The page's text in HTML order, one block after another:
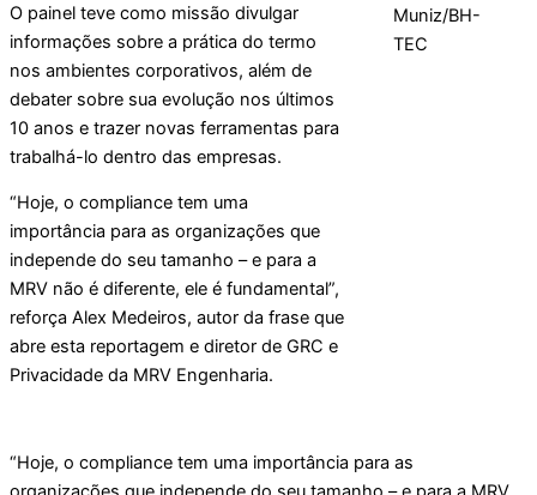
O painel teve como missão divulgar
informações sobre a prática do termo
nos ambientes corporativos, além de
debater sobre sua evolução nos últimos
10 anos e trazer novas ferramentas para
trabalhá-lo dentro das empresas.
“Hoje, o compliance tem uma
importância para as organizações que
independe do seu tamanho – e para a
MRV não é diferente, ele é fundamental”,
reforça Alex Medeiros, autor da frase que
abre esta reportagem e diretor de GRC e
Privacidade da MRV Engenharia.
Muniz/BH-
TEC
“Hoje, o compliance tem uma importância para as